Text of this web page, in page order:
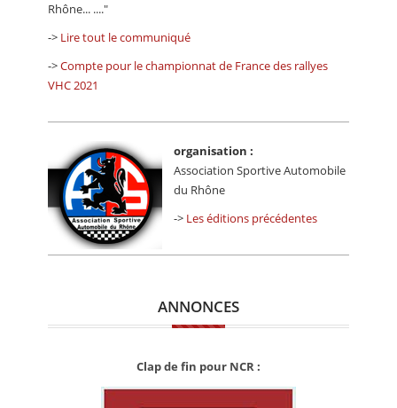
Rhône... ...."
-> Lire tout le communiqué
->Compte pour le championnat de France des rallyes
VHC 2021
organisation :
Association Sportive Automobile
du Rhône
-> Les éditions précédentes
ANNONCES
Clap de fin pour NCR :